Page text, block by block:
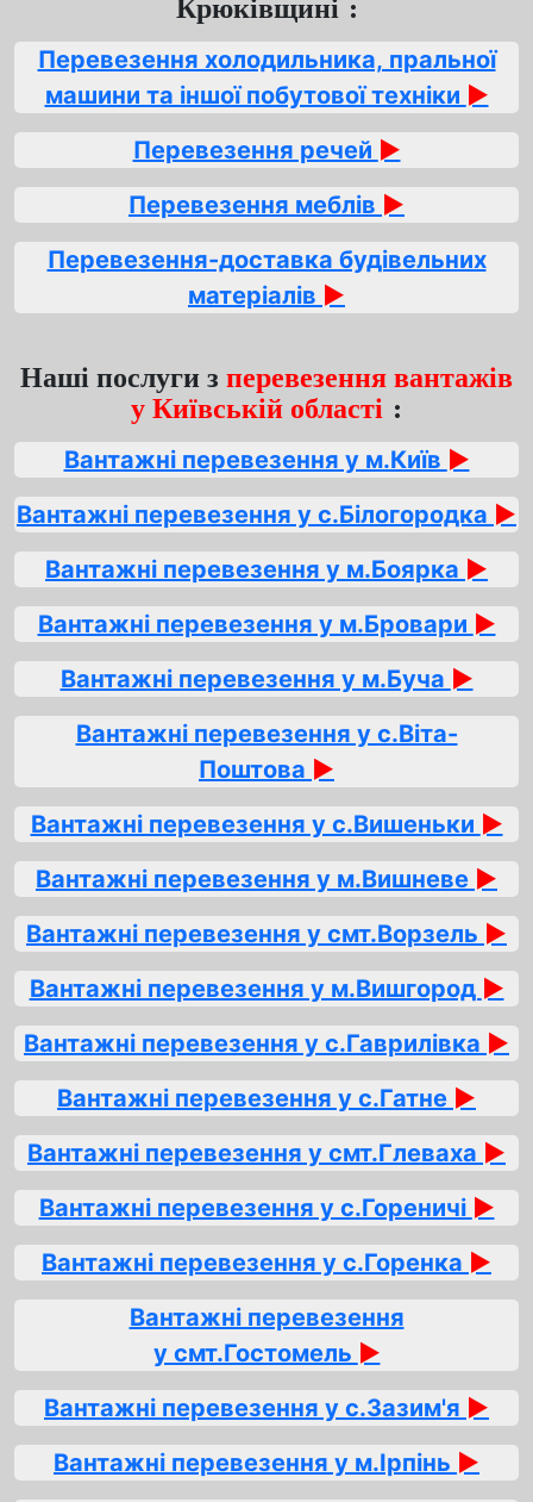
Перевезення холодильника, пральної
машини та іншої побутової техніки ►
Перевезення речей ►
Перевезення меблів ►
Перевезення-доставка будівельних
матеріалів ►
Наші послуги з перевезення вантажів
у Київській області :
Вантажні перевезення у м.Київ ►
Вантажні перевезення у с.Білогородка ►
Вантажні перевезення у м.Боярка ►
Вантажні перевезення у м.Бровари ►
Вантажні перевезення у м.Буча ►
Вантажні перевезення у с.Віта-
Поштова ►
Вантажні перевезення у с.Вишеньки ►
Вантажні перевезення у м.Вишневе ►
Вантажні перевезення у смт.Ворзель ►
Вантажні перевезення у м.Вишгород ►
Вантажні перевезення у с.Гаврилівка ►
Вантажні перевезення у с.Гатне ►
Вантажні перевезення у смт.Глеваха ►
Вантажні перевезення у с.Гореничі ►
Вантажні перевезення у с.Горенка ►
Вантажні перевезення
у смт.Гостомель ►
Вантажні перевезення у с.Зазим'я ►
Вантажні перевезення у м.Ірпінь ►